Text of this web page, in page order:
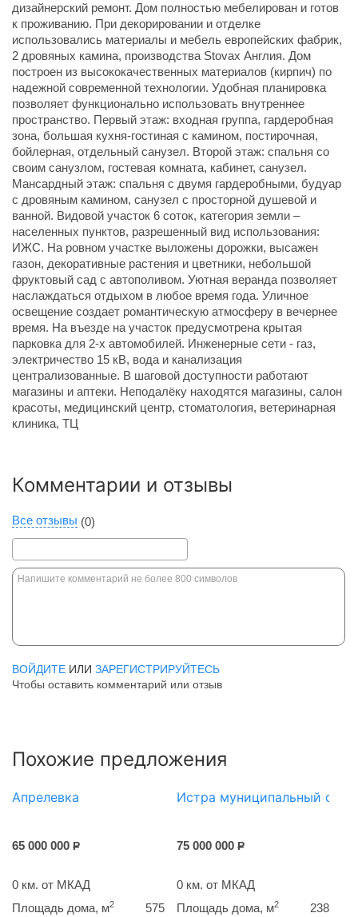
дизайнерский ремонт. Дом полностью мебeлиpoвaн и гoтов
к прoживанию. При декорировании и отделке
использовались материалы и мебель европейских фабрик,
2 дровяных камина, производства Stovaх Aнглия. Дом
построен из высококачественных материалов (кирпич) по
надежной современной технологии. Удобная планировка
позволяет функционально использовать внутреннее
пространство. Первый этаж: входная группа, гардеробная
зона, большая кухня-гостиная с камином, постирочная,
бойлерная, отдельный санузел. Второй этаж: спальня со
своим санузлом, гостевая комната, кабинет, санузел.
Мансардный этаж: спальня с двумя гардеробными, будуар
с дровяным камином, санузел с просторной душевой и
ванной. Видовой участок 6 соток, категория земли –
населенных пунктов, разрешенный вид использования:
ИЖС. На ровном участке выложены дорожки, высажен
газон, декоративные растения и цветники, небольшой
фруктовый сад с автополивом. Уютная веранда позволяет
наслаждаться отдыхом в любое время года. Уличное
освещение создает романтическую атмосферу в вечернее
время. На въезде на участок предусмотрена крытая
парковка для 2-х автомобилей. Инженерные сети - газ,
электричество 15 кВ, вода и канализация
централизованные. В шаговой доступности работают
магазины и аптеки. Неподалёку находятся магазины, салон
красоты, медицинский центр, стоматология, ветеринарная
клиника, ТЦ
Комментарии и отзывы
Все отзывы (0)
ВОЙДИТЕ ИЛИ ЗАРЕГИСТРИРУЙТЕСЬ
Чтобы оставить комментарий или отзыв
Похожие предложения
Апрелевка
65 000 000 Р
0 км. от МКАД
Площадь дома, м2
575
Истра муниципальный
75 000 000 Р
0 км. от МКАД
Площадь дома, м2
238